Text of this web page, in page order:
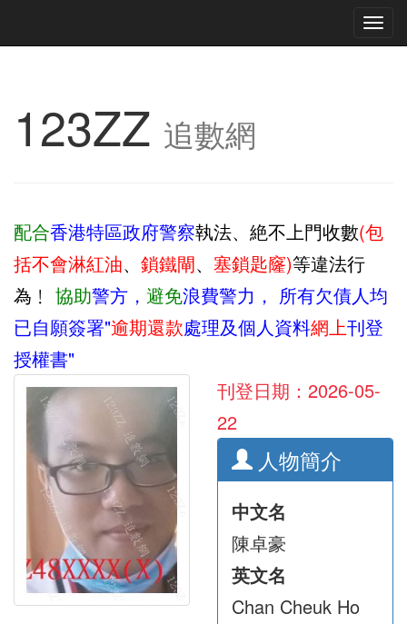
123ZZ 追數網
配合香港特區政府警察執法、絶不上門收數(包
括不會淋紅油、 鎖鐵閘、 塞鎖匙窿)等違法行
為﹗ 協助警方， 避免浪費警力， 所有欠債人均
已自願簽署"逾期還款處理及個人資料網上刊登
授權書"
刊登日期：2026-05-
22
人物簡介
中文名
陳卓豪
英文名
Chan Cheuk Ho